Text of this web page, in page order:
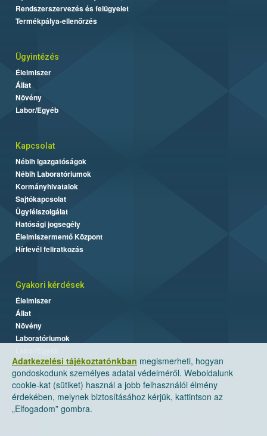
Adatkezelési tájékoztatónkban megismerheti, hogyan
gondoskodunk személyes adatai védelméről. Weboldalunk
cookie-kat (sütiket) használ a jobb felhasználói élmény
érdekében, melynek biztosításához kérjük, kattintson az
„Elfogadom” gombra.
Rendszerszervezés és felügyelet
Termékpálya-ellenőrzés
Ügyintézés
Élelmiszer
Állat
Növény
Labor/Egyéb
Kapcsolat
Nébih Igazgatóságok
Nébih Laboratóriumok
Kormányhivatalok
Sajtókapcsolat
Ügyfélszolgálat
Hatósági jogsegély
Élelmiszermentő Központ
Hírlevél feliratkozás
Gyakori kérdések
Élelmiszer
Állat
Növény
Laboratóriumok